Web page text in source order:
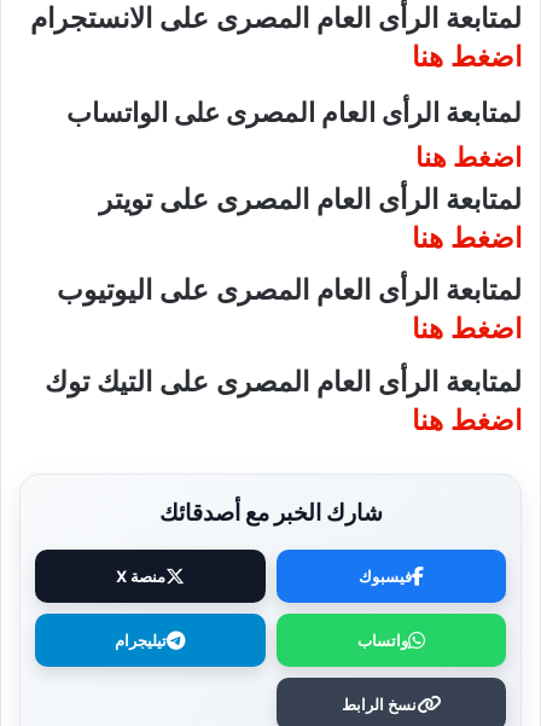
لمتابعة الرأى العام المصرى على الانستجرام
اضغط هنا
لمتابعة الرأى العام المصرى على الواتساب
اضغط هنا
لمتابعة الرأى العام المصرى على تويتر
اضغط هنا
لمتابعة الرأى العام المصرى على اليوتيوب
اضغط هنا
لمتابعة الرأى العام المصرى على التيك توك
اضغط هنا
شارك الخبر مع أصدقائك
فيسبوك منصة X
واتساب تيليجرام
نسخ الرابط